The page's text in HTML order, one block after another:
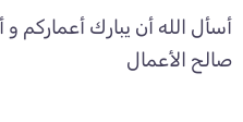
أسأل الله أن يبارك أعماركم
صالح الأعمال